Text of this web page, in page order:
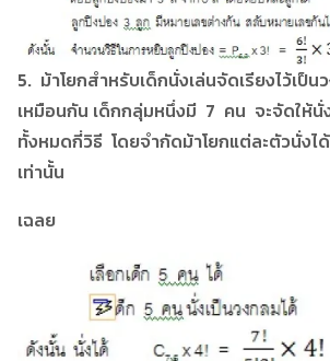
5. ม้าโยกสำหรับเด็กนั่งเล่นจัดเรียงไว้เป็
เหมือนกัน เด็กกลุ่มหนึ่งมี 7 คน จะจัดให้นั่
ทั้งหมดกี่วิธี โดยจำกัดม้าโยกแต่ละตัวนั่งไ
เท่านั้น
เฉลย